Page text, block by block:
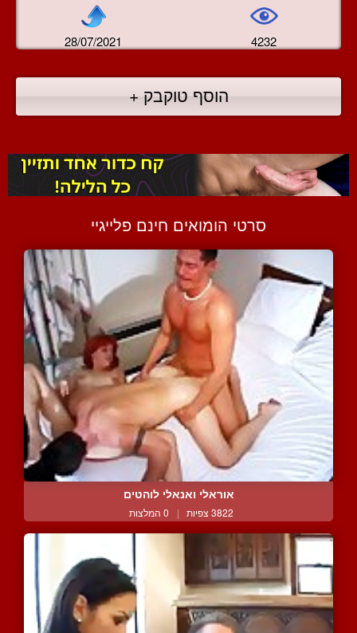
28/07/2021 4232
הוסף טוקבק +
סרטי הומואים חינם פלייגיי
אוראלי ואנאלי לוהטים
3822 צפיות | 0 המלצות